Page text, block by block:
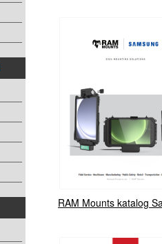
RAM Mounts katalog